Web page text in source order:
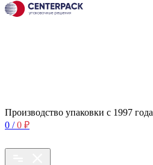
Производство упаковки с 1997 года
0 / 0 ₽